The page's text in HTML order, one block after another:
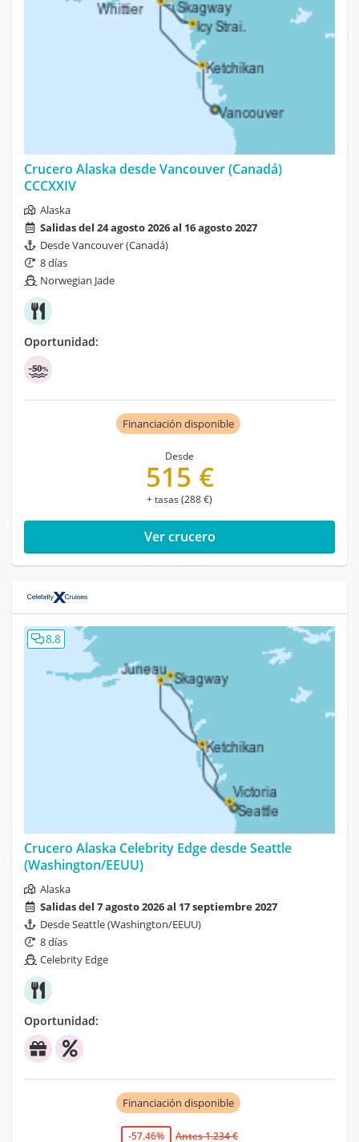
Crucero Alaska desde Vancouver (Canadá)
CCCXXIV
Alaska
Salidas del 24 agosto 2026 al 16 agosto 2027
Desde Vancouver (Canadá)
8 días
Norwegian Jade
Oportunidad:
Financiación disponible
Desde
515 €
+ tasas (288 €)
Ver crucero
8,8
Crucero Alaska Celebrity Edge desde Seattle
(Washington/EEUU)
Alaska
Salidas del 7 agosto 2026 al 17 septiembre 2027
Desde Seattle (Washington/EEUU)
8 días
Celebrity Edge
Oportunidad:
Financiación disponible
-57.46% Antes 1.234 €